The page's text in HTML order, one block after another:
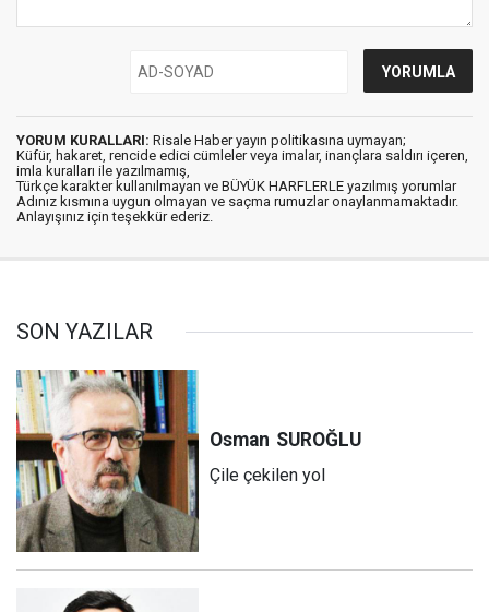
YORUM KURALLARI: Risale Haber yayın politikasına uymayan;
Küfür, hakaret, rencide edici cümleler veya imalar, inançlara saldırı içeren,
imla kuralları ile yazılmamış,
Türkçe karakter kullanılmayan ve BÜYÜK HARFLERLE yazılmış yorumlar
Adınız kısmına uygun olmayan ve saçma rumuzlar onaylanmamaktadır.
Anlayışınız için teşekkür ederiz.
SON YAZILAR
Osman SUROĞLU
Çile çekilen yol